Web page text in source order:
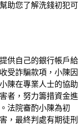
助您了解洗錢初犯可
供自己的銀行帳戶給
受詐騙款項，小陳因
陳在專業人士的協助
者，努力籌措資金進
法院審酌小陳為初
，最終判處有期徒刑